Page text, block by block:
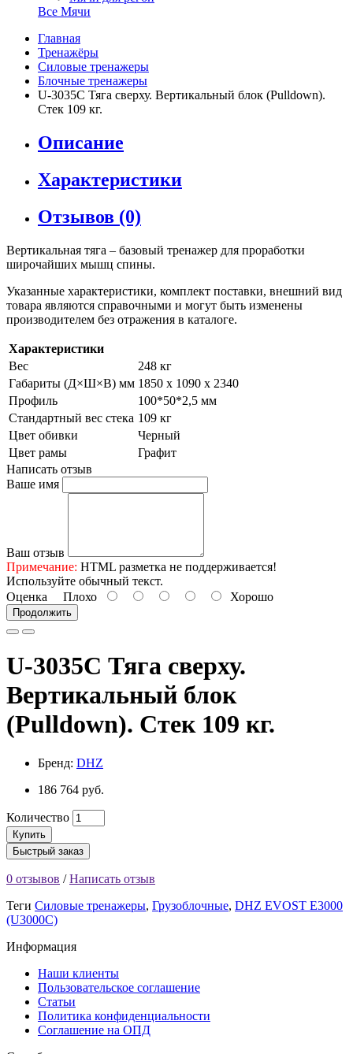
Все Мячи
Главная
Тренажёры
Силовые тренажеры
Блочные тренажеры
U-3035C Тяга сверху. Вертикальный блок (Pulldown).
Стек 109 кг.
Описание
Характеристики
Отзывов (0)
Вертикальная тяга – базовый тренажер для проработки
широчайших мышц спины.
Указанные характеристики, комплект поставки, внешний вид
товара являются справочными и могут быть изменены
производителем без отражения в каталоге.
Характеристики
Вес
248 кг
Габариты (Д×Ш×В) мм 1850 х 1090 х 2340
Профиль
100*50*2,5 мм
Стандартный вес стека 109 кг
Цвет обивки
Черный
Цвет рамы
Графит
Написать отзыв
Ваше имя
Ваш отзыв
Примечание: HTML разметка не поддерживается!
Используйте обычный текст.
Оценка Плохо Хорошо
Продолжить
U-3035C Тяга сверху.
Вертикальный блок
(Pulldown). Стек 109 кг.
Бренд: DHZ
186 764 руб.
Количество
Купить
Быстрый заказ
0 отзывов /Написать отзыв
Теги Силовые тренажеры, Грузоблочные, DHZ EVOST E3000
(U3000C)
Информация
Наши клиенты
Пользовательское соглашение
Статьи
Политика конфиденциальности
Соглашение на ОПД